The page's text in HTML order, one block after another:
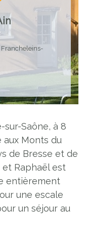
Saône, à 8
aux Monts du
de Bresse et de
Raphaël est
entièrement
une escale
un séjour au